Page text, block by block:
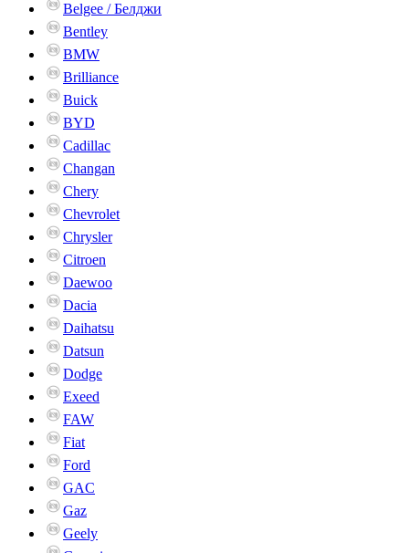
Belgee / Белджи
Bentley
BMW
Brilliance
Buick
BYD
Cadillac
Changan
Chery
Chevrolet
Chrysler
Citroen
Daewoo
Dacia
Daihatsu
Datsun
Dodge
Exeed
FAW
Fiat
Ford
GAC
Gaz
Geely